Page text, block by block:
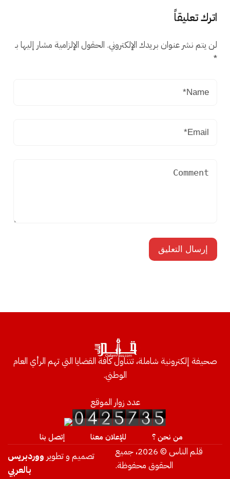
اترك تعليقاً
لن يتم نشر عنوان بريدك الإلكتروني. الحقول الإلزامية مشار إليها بـ
*
صحيفة إلكترونية شاملة، تتناول كافة القضايا التي تهم الرأي العام
الوطني.
عدد زوار الموقع
من نحن ؟ للإعلان معنا إتصل بنا
قلم الناس © 2026، جميع
الحقوق محفوظة.
تصميم و تطوير ووردبريس
بالعربي